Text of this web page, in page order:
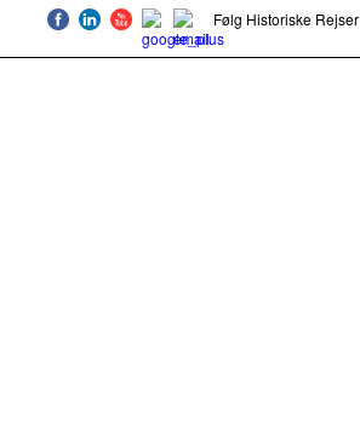
Følg Historiske Rejser